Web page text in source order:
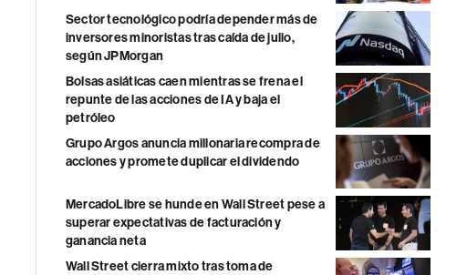
Sector tecnológico podría depender más de
inversores minoristas tras caída de julio,
según JPMorgan
Bolsas asiáticas caen mientras se frena el
repunte de las acciones de IA y baja el
petróleo
Grupo Argos anuncia millonaria recompra de
acciones y promete duplicar el dividendo
MercadoLibre se hunde en Wall Street pese a
superar expectativas de facturación y
ganancia neta
Wall Street cierra mixto tras toma de